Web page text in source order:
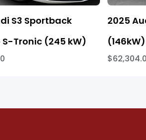
S3 Sportback
Tronic (245 kW)
2025
(146kW)